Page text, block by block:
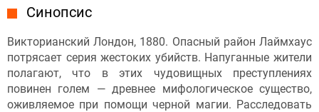
Синопсис
Викторианский Лондон, 1880. Опасный район Лаймхаус
потрясает серия жестоких убийств. Напуганные жители
полагают, что в этих чудовищных преступлениях
повинен голем — древнее мифологическое существо,
оживляемое при помощи черной магии. Расследовать